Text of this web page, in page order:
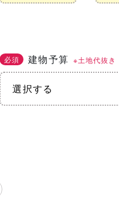
必須 建物予算 ※土地代抜き